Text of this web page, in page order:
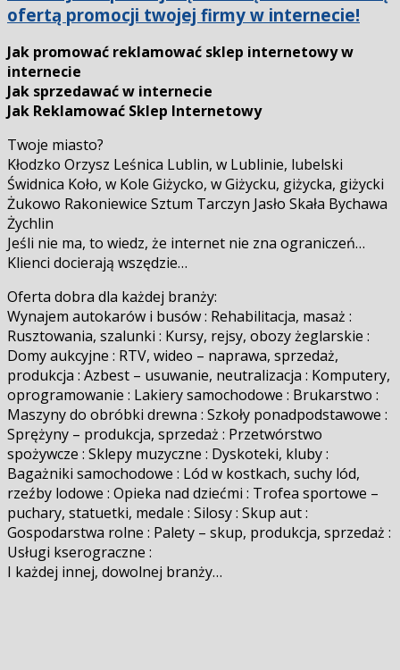
ofertą promocji twojej firmy w internecie!
Jak promować reklamować sklep internetowy w
internecie
Jak sprzedawać w internecie
Jak Reklamować Sklep Internetowy
Twoje miasto?
Kłodzko Orzysz Leśnica Lublin, w Lublinie, lubelski
Świdnica Koło, w Kole Giżycko, w Giżycku, giżycka, giżycki
Żukowo Rakoniewice Sztum Tarczyn Jasło Skała Bychawa
Żychlin
Jeśli nie ma, to wiedz, że internet nie zna ograniczeń…
Klienci docierają wszędzie…
Oferta dobra dla każdej branży:
Wynajem autokarów i busów : Rehabilitacja, masaż :
Rusztowania, szalunki : Kursy, rejsy, obozy żeglarskie :
Domy aukcyjne : RTV, wideo – naprawa, sprzedaż,
produkcja : Azbest – usuwanie, neutralizacja : Komputery,
oprogramowanie : Lakiery samochodowe : Brukarstwo :
Maszyny do obróbki drewna : Szkoły ponadpodstawowe :
Sprężyny – produkcja, sprzedaż : Przetwórstwo
spożywcze : Sklepy muzyczne : Dyskoteki, kluby :
Bagażniki samochodowe : Lód w kostkach, suchy lód,
rzeźby lodowe : Opieka nad dziećmi : Trofea sportowe –
puchary, statuetki, medale : Silosy : Skup aut :
Gospodarstwa rolne : Palety – skup, produkcja, sprzedaż :
Usługi kserograficzne :
I każdej innej, dowolnej branży…